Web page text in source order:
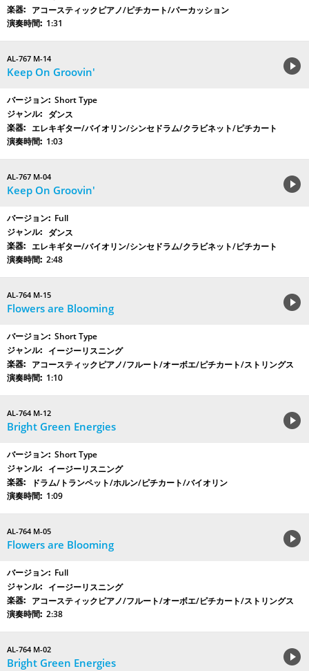
アコースティックピアノ/ピチカート/パーカッション
1:31
AL-767 M-14
Keep On Groovin'
Short Type
ダンス
エレキギター/バイオリン/シンセドラム/クラビネット/ピチカート
1:03
AL-767 M-04
Keep On Groovin'
Full
ダンス
エレキギター/バイオリン/シンセドラム/クラビネット/ピチカート
2:48
AL-764 M-15
Flowers are Blooming
Short Type
イージーリスニング
アコースティックピアノ/フルート/オーボエ/ピチカート/ストリングス
1:10
AL-764 M-12
Bright Green Energies
Short Type
イージーリスニング
ドラム/トランペット/ホルン/ピチカート/バイオリン
1:09
AL-764 M-05
Flowers are Blooming
Full
イージーリスニング
アコースティックピアノ/フルート/オーボエ/ピチカート/ストリングス
2:38
AL-764 M-02
Bright Green Energies